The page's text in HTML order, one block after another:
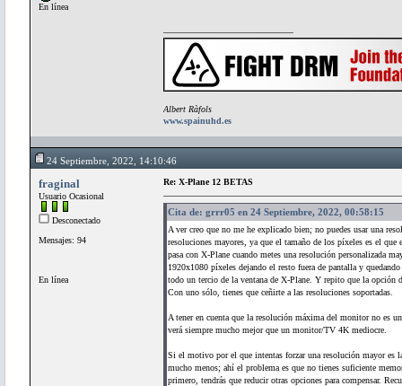
En línea
Albert Ràfols
www.spainuhd.es
24 Septiembre, 2022, 14:10:46
fraginal
Usuario Ocasional
Desconectado
Mensajes: 94
En línea
Re: X-Plane 12 BETAS
Cita de: grrr05 en 24 Septiembre, 2022, 00:58:15
A ver creo que no me he explicado bien; no puedes usar una
resoluciones mayores, ya que el tamaño de los píxeles es el
pasa con X-Plane cuando metes una resolución personalizada
1920x1080 píxeles dejando el resto fuera de pantalla y
todo un tercio de la ventana de X-Plane. Y repito que la opción
Con uno sólo, tienes que ceñirte a las resoluciones soportadas.
A tener en cuenta que la resolución máxima del monitor no es
verá siempre mucho mejor que un monitor/TV 4K mediocre.
Si el motivo por el que intentas forzar una resolución mayor es
mucho menos; ahí el problema es que no tienes suficiente
primero, tendrás que reducir otras opciones para compensar.